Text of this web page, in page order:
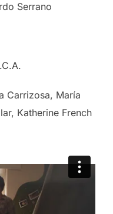
Serrano
Carrizosa, María
Katherine French